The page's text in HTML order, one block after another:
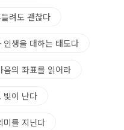
려도 괜찮다
생을 대하는 태도다
의 좌표를 읽어라
빛이 난다
미를 지닌다